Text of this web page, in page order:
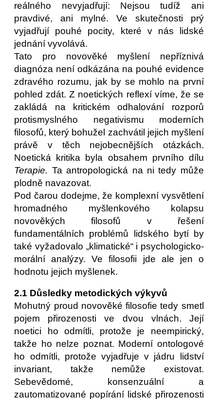
reálného nevyjadřují: Nejsou tudíž ani
pravdivé, ani mylné. Ve skutečnosti prý
vyjadřují pouhé pocity, které v nás lidské
jednání vyvolává.
Tato pro novověké myšlení nepříznivá
diagnóza není odkázána na pouhé evidence
zdravého rozumu, jak by se mohlo na první
pohled zdát. Z noetických reflexí víme, že se
zakládá na kritickém odhalování rozporů
protismyslného negativismu moderních
filosofů, který bohužel zachvátil jejich myšlení
právě v těch nejobecnějších otázkách.
Noetická kritika byla obsahem prvního dílu
Terapie. Ta antropologická na ni tedy může
plodně navazovat.
Pod čarou dodejme, že komplexní vysvětlení
hromadného myšlenkového kolapsu
novověkých filosofů v řešení
fundamentálních problémů lidského bytí by
také vyžadovalo „klimatické“ i psychologicko-
morální analýzy. Ve filosofii jde ale jen o
hodnotu jejich myšlenek.
2.1 Důsledky metodických výkyvů
Mohutný proud novověké filosofie tedy smetl
pojem přirozenosti ve dvou vlnách. Její
noetici ho odmítli, protože je neempirický,
takže ho nelze poznat. Moderní ontologové
ho odmítli, protože vyjadřuje v jádru lidství
invariant, takže nemůže existovat.
Sebevědomé, konsenzuální a
zautomatizované popírání lidské přirozenosti